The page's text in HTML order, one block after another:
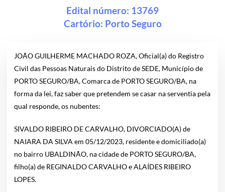
Edital número: 13769
Cartório: Porto Seguro
JOÃO GUILHERME MACHADO ROZA, Oficial(a) do Registro
Civil das Pessoas Naturais do Distrito de SEDE, Município de
PORTO SEGURO/BA, Comarca de PORTO SEGURO/BA, na
forma da lei, faz saber que pretendem se casar na serventia pela
qual responde, os nubentes:
SIVALDO RIBEIRO DE CARVALHO, DIVORCIADO(A) de
NAIARA DA SILVA em 05/12/2023, residente e domiciliado(a)
no bairro UBALDINÃO, na cidade de PORTO SEGURO/BA,
filho(a) de REGINALDO CARVALHO e ALAÍDES RIBEIRO
LOPES.